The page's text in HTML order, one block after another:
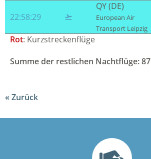
22:58:29 
QY (DE)
European Air
Transport Leipzig
Rot: Kurzstreckenflüge
Summe der restlichen Nachtflüge: 87
Zurück